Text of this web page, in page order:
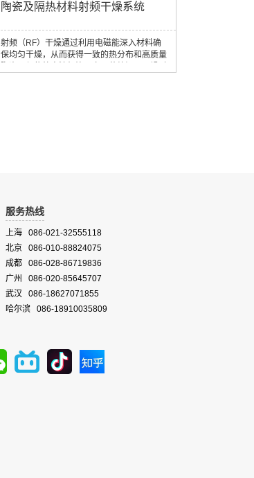
陶瓷及隔热材料射频干燥系统
射频（RF）干燥通过利用电磁能深入材料确
保均匀干燥，从而获得一致的热分布和高质量
服务热线
上海 086-021-32555118
北京 086-010-88824075
成都 086-028-86719836
广州 086-020-85645707
武汉 086-18627071855
哈尔滨 086-18910035809